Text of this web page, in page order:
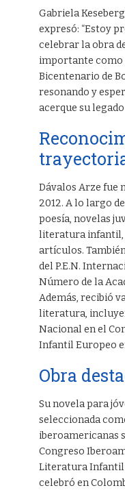
Gabriela
expresó: “Estoy
celebrar la obra
importante como
Bicentenario de
resonando y
acerque su
Dávalos Arze fue
2012. A lo largo
poesía, novelas
literatura infantil,
artículos.
del P.E.N.
Número de la
Además, recibió
literatura,
Nacional en el
Infantil Europeo
Obra
Su novela para
seleccionada
iberoamericanas
Congreso
Literatura Infantil
celebró en